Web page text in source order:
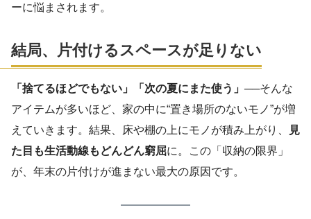
ーに悩まされます。
結局、片付けるスペースが足りない
「捨てるほどでもない」「次の夏にまた使う」 ──そんな
アイテムが多いほど、家の中に“置き場所のないモノ”が増
えていきます。結果、床や棚の上にモノが積み上がり、
見
た目も生活動線もどんどん窮屈に。この「収納の限界」
が、年末の片付けが進まない最大の原因です。